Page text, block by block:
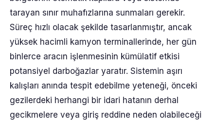
tarayan sınır muhafızlarına sunmaları gerekir.
Süreç hızlı olacak şekilde tasarlanmıştır, ancak
yüksek hacimli kamyon terminallerinde, her gün
binlerce aracın işlenmesinin kümülatif etkisi
potansiyel darboğazlar yaratır. Sistemin aşırı
kalışları anında tespit edebilme yeteneği, önceki
gezilerdeki herhangi bir idari hatanın derhal
gecikmelere veya giriş reddine neden olabileceği